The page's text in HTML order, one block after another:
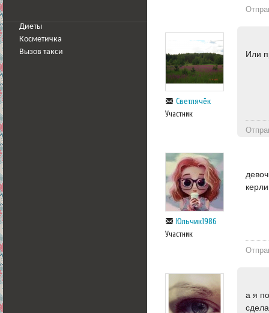
Диеты
Косметичка
Вызов такси
Светлячёк
Участник
Или
Юльчик1986
Участник
а я